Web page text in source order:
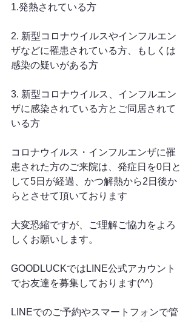
1.発熱されている方
2. 新型コロナウイルスやインフルエン
ザなどに罹患されている方、もしくは
感染の疑いがある方
3. 新型コロナウイルス、インフルエン
ザに感染されている方とご同居されて
いる方
コロナウイルス・インフルエンザに罹
患された方のご来院は、発症日を0日と
して5日が経過、かつ解熱から2日後か
らとさせて頂いております
大変恐縮ですが、ご理解ご協力をよろ
しくお願いします。
GOODLUCKではLINE公式アカウント
でお友達を募集しております(^^)
LINEでのご予約やスマートフォンで管